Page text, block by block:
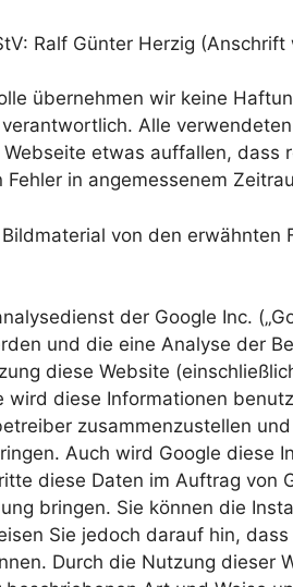
Ralf Günter Herzig (Anschrift
übernehmen wir keine
Alle
etwas auffallen,
in angemessenem
von den erwähnten
der Google Inc.
und die eine Analyse der
diese Website
diese Informationen
zusammenzustellen
Auch wird Google diese
diese Daten im Auftrag von
bringen. Sie können die
Sie jedoch darauf hin,
Durch die Nutzung dieser